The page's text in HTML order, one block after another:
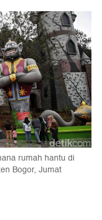
rumah hantu di
Bogor, Jumat